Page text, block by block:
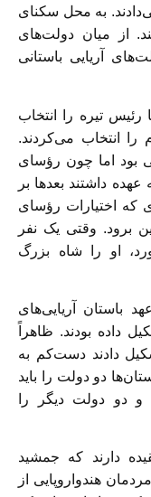
به محل سکنای
از میان دولت‌های
آریایی باستانی
رئیس تیره را انتخاب
انتخاب می‌کردند.
بود اما چون رؤسای
داشتند بعدها بر
که اختیارات رؤسای
برود. وقتی یک نفر
او را شاه بزرگ
باستان آریایی‌های
داده بودند. ظاهراً
دادند دست‌کم به
دو دولت را باید
و دو دولت دیگر را
دارند که جمشید
هندواروپایی از